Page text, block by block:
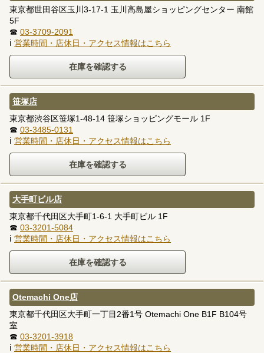
東京都世田谷区玉川3-17-1 玉川高島屋ショッピングセンター 南館
5F
☎ 03-3709-2091
ℹ 営業時間・店休日・アクセス情報はこちら
笹塚店
東京都渋谷区笹塚1-48-14 笹塚ショッピングモール 1F
☎ 03-3485-0131
ℹ 営業時間・店休日・アクセス情報はこちら
大手町ビル店
東京都千代田区大手町1-6-1 大手町ビル 1F
☎ 03-3201-5084
ℹ 営業時間・店休日・アクセス情報はこちら
Otemachi One店
東京都千代田区大手町一丁目2番1号 Otemachi One B1F B104号
室
☎ 03-3201-3918
ℹ 営業時間・店休日・アクセス情報はこちら